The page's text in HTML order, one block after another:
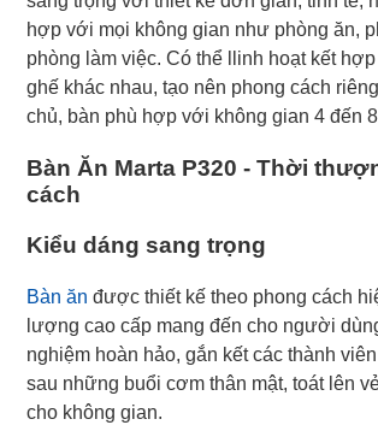
hợp với mọi không gian như phòng ăn,
phòng làm việc. Có thể llinh hoạt kết
ghế khác nhau, tạo nên phong cách
chủ, bàn phù hợp với không gian 4 đến
Bàn Ăn Marta P320 - Thời
cách
Kiểu dáng sang trọng
Bàn ăn được thiết kế theo phong cách
lượng cao cấp mang đến cho người
nghiệm hoàn hảo, gắn kết các thành
sau những buổi cơm thân mật, toát lên
cho không gian.